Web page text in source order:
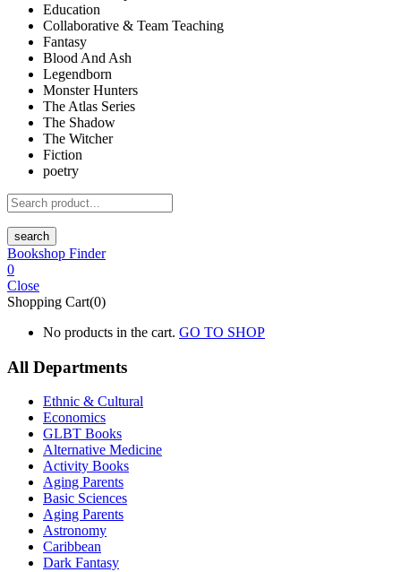
Education
Collaborative & Team Teaching
Fantasy
Blood And Ash
Legendborn
Monster Hunters
The Atlas Series
The Shadow
The Witcher
Fiction
poetry
search
Bookshop Finder
0
Close
Shopping Cart(0)
No products in the cart. GO TO SHOP
All Departments
Ethnic & Cultural
Economics
GLBT Books
Alternative Medicine
Activity Books
Aging Parents
Basic Sciences
Aging Parents
Astronomy
Caribbean
Dark Fantasy